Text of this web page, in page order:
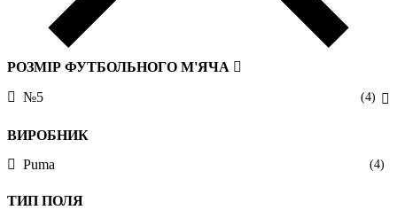
РОЗМІР ФУТБОЛЬНОГО М'ЯЧА
№5
(4)
ВИРОБНИК
Puma
(4)
ТИП ПОЛЯ